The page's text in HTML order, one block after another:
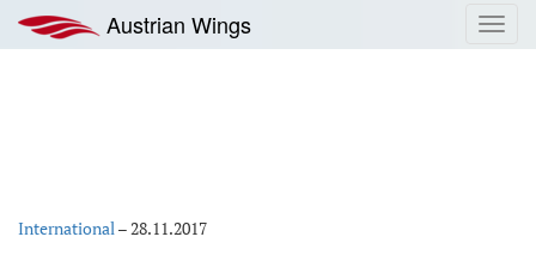
Inhalt
springen
Austrian Wings
International–28.11.2017